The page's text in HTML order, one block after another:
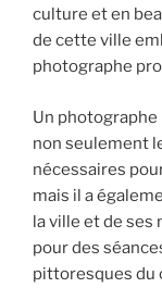
culture et en
de cette ville
photographe
Un
non seulement
nécessaires
mais il a
la ville et de ses
pour des
pittoresques du